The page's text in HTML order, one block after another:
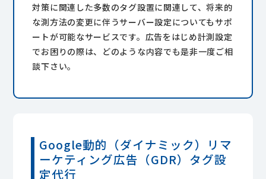
対策に関連した多数のタグ設置に関連して、将来的
な測方法の変更に伴うサーバー設定についてもサポ
ートが可能なサービスです。広告をはじめ計測設定
でお困りの際は、どのような内容でも是非一度ご相
談下さい。
Google動的（ダイナ ミック）
リマ
ーケティング広告（GDR）タグ設
定代行